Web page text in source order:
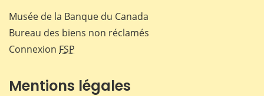
Musée de la Banque du Canada
Bureau des biens non réclamés
Connexion FSP
Mentions légales